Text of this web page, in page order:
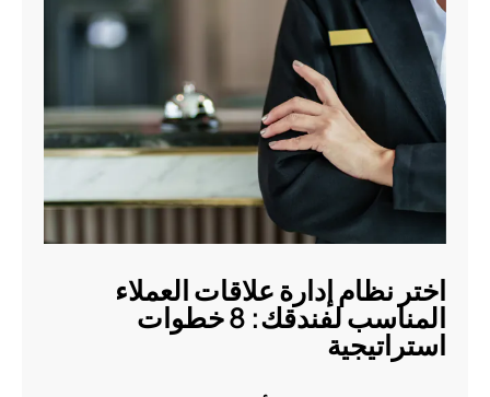
اختر نظام إدارة علاقات العملاء
المناسب لفندقك: 8 خطوات
استراتيجية